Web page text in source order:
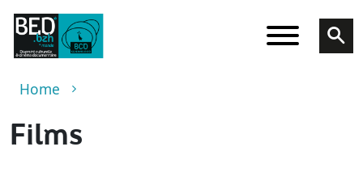
Skip to main content
Breadcrumb
Home
Films